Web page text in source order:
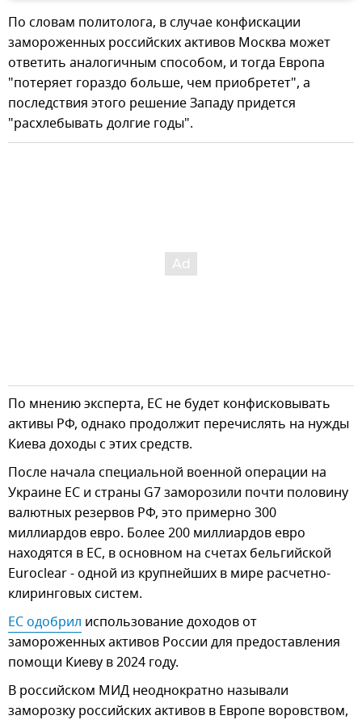
По словам политолога, в случае конфискации
замороженных российских активов Москва может
ответить аналогичным способом, и тогда Европа
"потеряет гораздо больше, чем приобретет", а
последствия этого решение Западу придется
"расхлебывать долгие годы".
По мнению эксперта, ЕС не будет конфисковывать
активы РФ, однако продолжит перечислять на нужды
Киева доходы с этих средств.
После начала специальной военной операции на
Украине ЕС и страны G7 заморозили почти половину
валютных резервов РФ, это примерно 300
миллиардов евро. Более 200 миллиардов евро
находятся в ЕС, в основном на счетах бельгийской
Euroclear - одной из крупнейших в мире расчетно-
клиринговых систем.
ЕС одобрил использование доходов от
замороженных активов России для предоставления
помощи Киеву в 2024 году.
В российском МИД неоднократно называли
заморозку российских активов в Европе воровством,